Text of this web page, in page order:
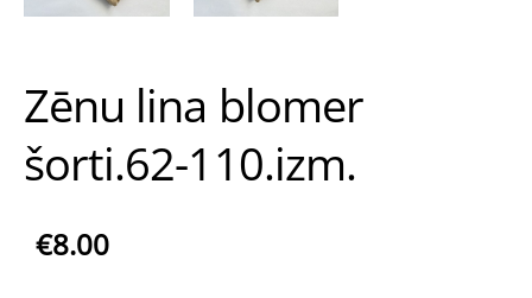
Zēnu lina blomer
šorti.62-110.izm.
€8.00